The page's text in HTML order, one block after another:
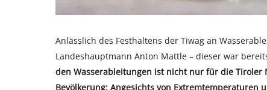
Anlässlich des Festhaltens der Tiwag an
Landeshauptmann Anton Mattle – dieser war
den Wasserableitungen ist nicht nur für die
Bevölkerung: Angesichts von Extremtemperaturen